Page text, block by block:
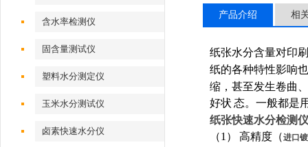
含水率检测仪
固含量测试仪
塑料水分测定仪
玉米水分测试仪
卤素快速水分仪
产品介绍 相
纸张水分含量对印
纸的各种特性影响
缩，甚至发生卷曲
好状 态。一般都是
纸张快速水分检测仪
（1 ） 高精度（进口